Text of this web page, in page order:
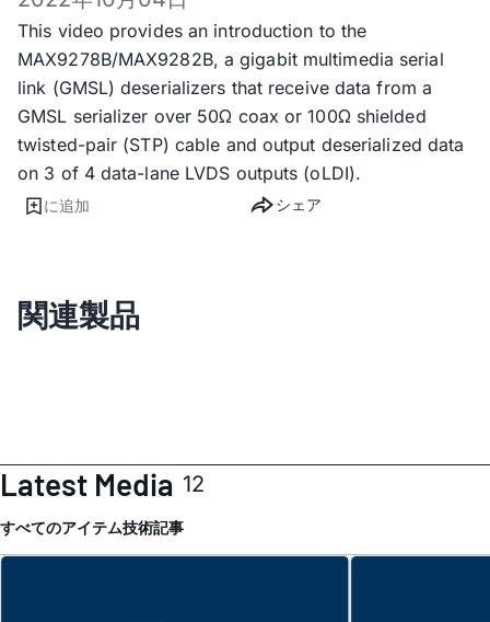
This video provides an introduction to the
MAX9278B/MAX9282B, a gigabit multimedia serial
link (GMSL) deserializers that receive data from a
GMSL serializer over 50Ω coax or 100Ω shielded
twisted-pair (STP) cable and output deserialized data
on 3 of 4 data-lane LVDS outputs (oLDI).
に追加 シェア
関連製品
Latest Media 12
すべてのアイテム技術記事